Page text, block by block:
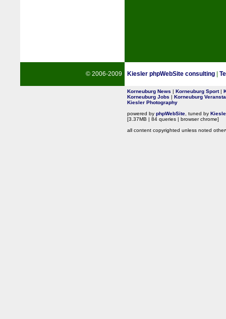
© 2006-2009 Kiesler phpWebSite consulting
Korneuburg News | Korneuburg Sport|
Korneuburg Jobs | Korneuburg
Kiesler Photography
powered by phpWebSite , tuned by
[3.37MB | 84 queries | browser chrome]
all content copyrighted unless noted